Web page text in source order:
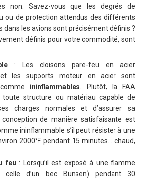
non. Savez-vous que les degrés de
ou de protection attendus des différents
dans les avions sont précisément définis ?
définis pour votre commodité, sont
: Les cloisons pare-feu en acier
et les supports moteur en acier sont
ininflammables . Plutôt, la FAA
toute structure ou matériau capable de
charges normales et d’assurer sa
de manière satisfaisante est
ininflammable s’il peut résister à une
2000°F pendant 15 minutes… chaud,
feu : Lorsqu’il est exposé à une flamme
celle d’un bec Bunsen) pendant 30